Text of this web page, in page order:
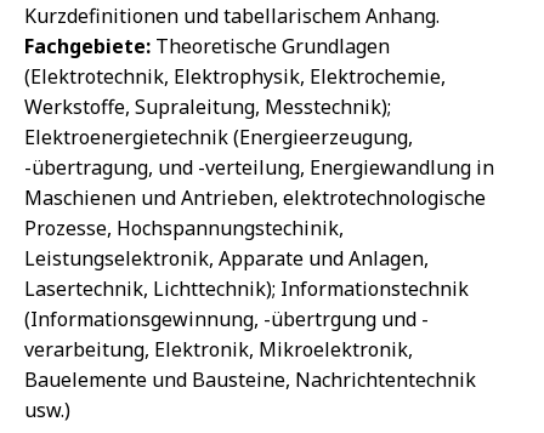
Kurzdefinitionen und tabellarischem Anhang.
Fachgebiete: Theoretische Grundlagen
(Elektrotechnik, Elektrophysik, Elektrochemie,
Werkstoffe, Supraleitung, Messtechnik);
Elektroenergietechnik (Energieerzeugung,
-übertragung, und -verteilung, Energiewandlung in
Maschienen und Antrieben, elektrotechnologische
Prozesse, Hochspannungstechinik,
Leistungselektronik, Apparate und Anlagen,
Lasertechnik, Lichttechnik); Informationstechnik
(Informationsgewinnung, -übertrgung und -
verarbeitung, Elektronik, Mikroelektronik,
Bauelemente und Bausteine, Nachrichtentechnik
usw.)